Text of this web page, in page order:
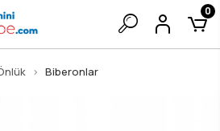
0
Biberonlar